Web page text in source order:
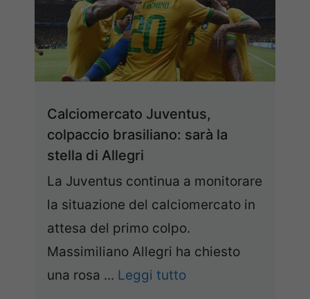
Calciomercato Juventus,
colpaccio brasiliano: sarà la
stella di Allegri
La Juventus continua a monitorare
la situazione del calciomercato in
attesa del primo colpo.
Massimiliano Allegri ha chiesto
una rosa ... Leggi tutto